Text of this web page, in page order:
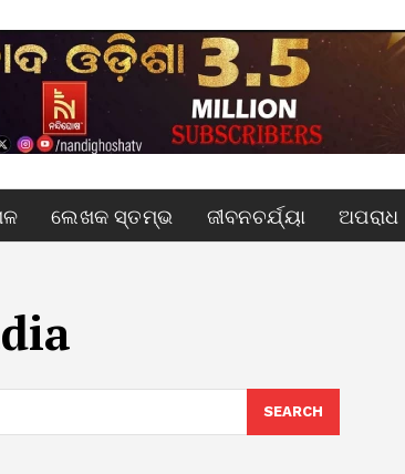
ଲେଖକ ସ୍ତମ୍ଭ ଜୀବନଚର୍ଯ୍ୟା ଅପରାଧ
SEARCH